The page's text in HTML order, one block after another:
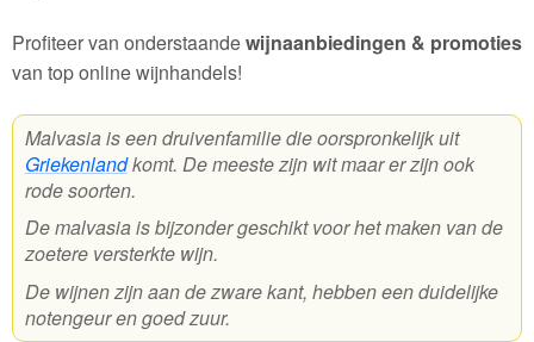
Bubbels
Porto
Wijnpakketten
Kleine flesjes
Cadeaubonnen
Profiteer van onderstaandewijnaanbiedingen & promoties
van top online wijnhandels!
Malvasia is een druivenfamilie die oorspronkelijk uit
Griekenlandkomt. De meeste zijn wit maar er zijn ook
rode soorten.
De malvasia is bijzonder geschikt voor het maken van de
zoetere versterkte wijn.
De wijnen zijn aan de zware kant, hebben een duidelijke
notengeur en goed zuur.